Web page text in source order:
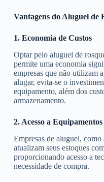
Vantagens do Aluguel de
1. Economia de Custos
Optar pelo aluguel de
permite uma economia
empresas que não utilizam
alugar, evita-se o
equipamento, além dos
armazenamento.
2. Acesso a
Empresas de aluguel,
atualizam seus estoques
proporcionando acesso a
necessidade de compra.